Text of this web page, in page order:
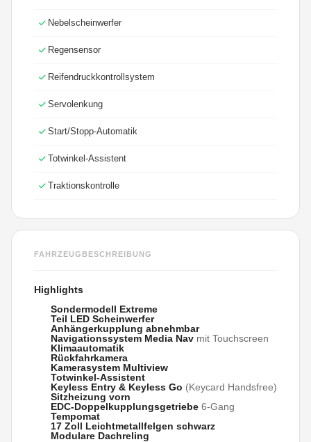
Nebelscheinwerfer
Regensensor
Reifendruckkontrollsystem
Servolenkung
Start/Stopp-Automatik
Totwinkel-Assistent
Traktionskontrolle
FAHRZEUGBESCHREIBUNG
Highlights
Sondermodell Extreme
Teil LED Scheinwerfer
Anhängerkupplung abnehmbar
Navigationssystem Media Nav mit Touchscreen
Klimaautomatik
Rückfahrkamera
Kamerasystem Multiview
Totwinkel-Assistent
Keyless Entry & Keyless Go (Keycard Handsfree)
Sitzheizung vorn
EDC-Doppelkupplungsgetriebe 6-Gang
Tempomat
17 Zoll Leichtmetallfelgen schwarz
Modulare Dachreling